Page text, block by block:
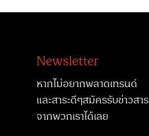
Newsletter
หากไม่อยากพลาดเทรนด์
และสาระดีๆสมัครรับข่าวสาร
จากพวกเราได้เลย